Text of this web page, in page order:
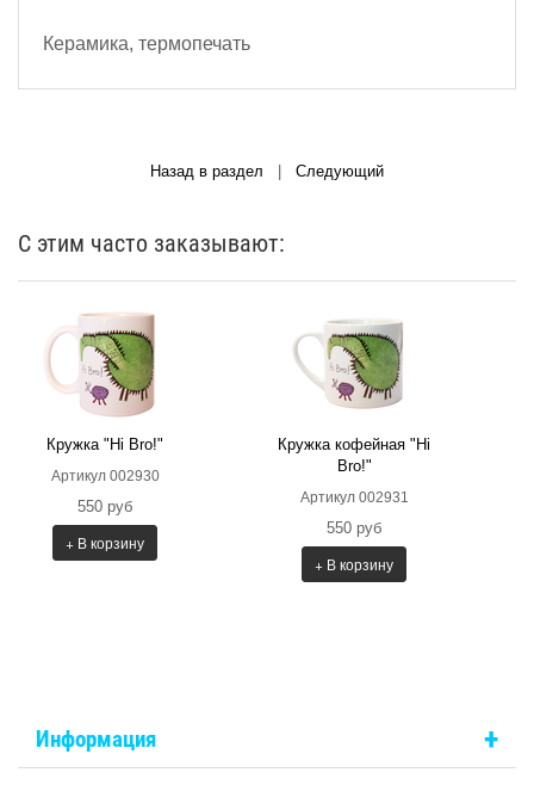
Керамика, термопечать
Назад в раздел Следующий
С этим часто заказывают:
Кружка "Hi Bro!"
Артикул 002930
550 руб
+ В корзину
Кружка кофейная "Hi
Bro!"
Артикул 002931
550 руб
+ В корзину
Информация +